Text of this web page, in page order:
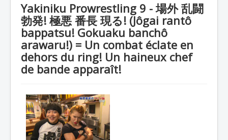
Toku-Actrices
Toku-Critiques
Séries
Films
Dessins
Artiste Asperger
Lexique
Yakiniku Prowrestling 9 - 場外 乱闘
勃発! 極悪 番長 現る! (Jôgai rantô
bappatsu! Gokuaku banchô
arawaru!) = Un combat éclate en
dehors du ring! Un haineux chef
de bande apparaît!